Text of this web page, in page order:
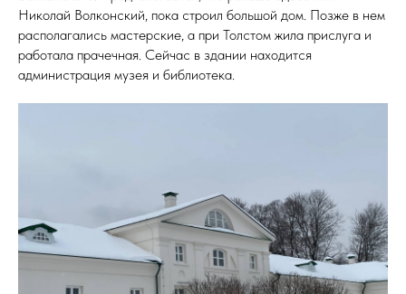
Николай Волконский, пока строил большой дом. Позже в нем
располагались мастерские, а при Толстом жила прислуга и
работала прачечная. Сейчас в здании находится
администрация музея и библиотека.